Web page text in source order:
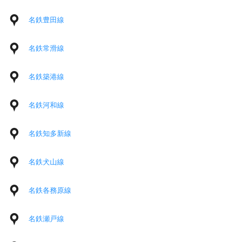
名鉄豊田線
名鉄常滑線
名鉄築港線
名鉄河和線
名鉄知多新線
名鉄犬山線
名鉄各務原線
名鉄瀬戸線